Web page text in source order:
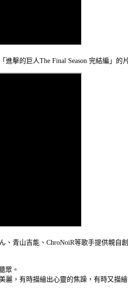
擊的巨人The Final Season 完結編」
青山吉能、ChroNoiR等歌手提供親
眾。
，有時描繪出心靈的焦躁，有時又